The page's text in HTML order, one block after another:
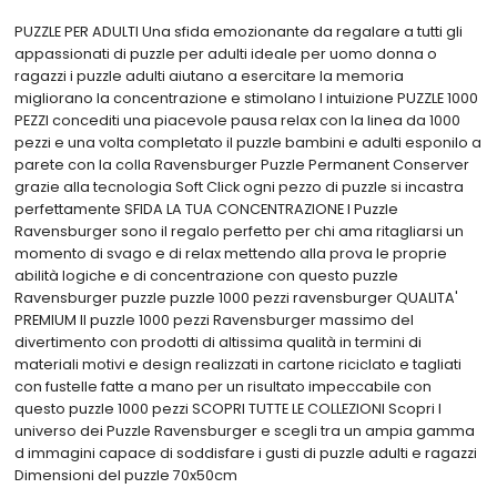
PUZZLE PER ADULTI Una sfida emozionante da regalare a tutti gli
appassionati di puzzle per adulti ideale per uomo donna o
ragazzi i puzzle adulti aiutano a esercitare la memoria
migliorano la concentrazione e stimolano l intuizione PUZZLE 1000
PEZZI concediti una piacevole pausa relax con la linea da 1000
pezzi e una volta completato il puzzle bambini e adulti esponilo a
parete con la colla Ravensburger Puzzle Permanent Conserver
grazie alla tecnologia Soft Click ogni pezzo di puzzle si incastra
perfettamente SFIDA LA TUA CONCENTRAZIONE I Puzzle
Ravensburger sono il regalo perfetto per chi ama ritagliarsi un
momento di svago e di relax mettendo alla prova le proprie
abilità logiche e di concentrazione con questo puzzle
Ravensburger puzzle puzzle 1000 pezzi ravensburger QUALITA'
PREMIUM Il puzzle 1000 pezzi Ravensburger massimo del
divertimento con prodotti di altissima qualità in termini di
materiali motivi e design realizzati in cartone riciclato e tagliati
con fustelle fatte a mano per un risultato impeccabile con
questo puzzle 1000 pezzi SCOPRI TUTTE LE COLLEZIONI Scopri l
universo dei Puzzle Ravensburger e scegli tra un ampia gamma
d immagini capace di soddisfare i gusti di puzzle adulti e ragazzi
Dimensioni del puzzle 70x50cm